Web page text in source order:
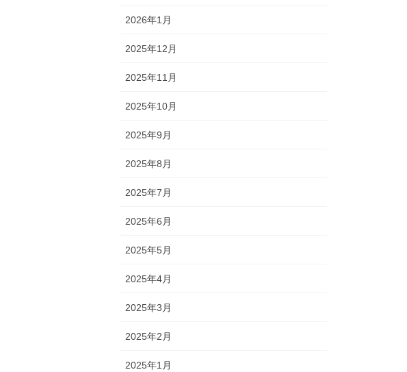
2026年1月
2025年12月
2025年11月
2025年10月
2025年9月
2025年8月
2025年7月
2025年6月
2025年5月
2025年4月
2025年3月
2025年2月
2025年1月